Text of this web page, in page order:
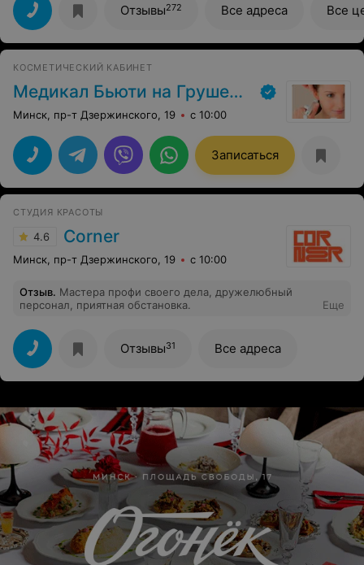
Отзывы272 Все адреса Все
КОСМЕТИЧЕСКИЙ КАБИНЕТ
Медикал Бьюти на Грушевке
Минск, пр-т Дзержинского, 19 с 10:00
Записаться
СТУДИЯ КРАСОТЫ
4.6 Corner
Минск, пр-т Дзержинского, 19 с 10:00
Отзыв. Мастера профи своего дела, дружелюбный
персонал, приятная обстановка.
Еще
Отзывы31 Все адреса